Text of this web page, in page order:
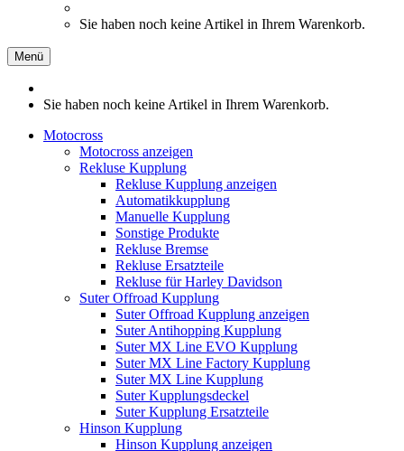
Sie haben noch keine Artikel in Ihrem Warenkorb.
Menü
Sie haben noch keine Artikel in Ihrem Warenkorb.
Motocross
Motocross anzeigen
Rekluse Kupplung
Rekluse Kupplung anzeigen
Automatikkupplung
Manuelle Kupplung
Sonstige Produkte
Rekluse Bremse
Rekluse Ersatzteile
Rekluse für Harley Davidson
Suter Offroad Kupplung
Suter Offroad Kupplung anzeigen
Suter Antihopping Kupplung
Suter MX Line EVO Kupplung
Suter MX Line Factory Kupplung
Suter MX Line Kupplung
Suter Kupplungsdeckel
Suter Kupplung Ersatzteile
Hinson Kupplung
Hinson Kupplung anzeigen